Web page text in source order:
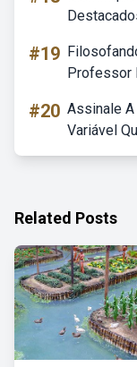
#19
Professor
#20 Assinale A
Variável
Related Posts